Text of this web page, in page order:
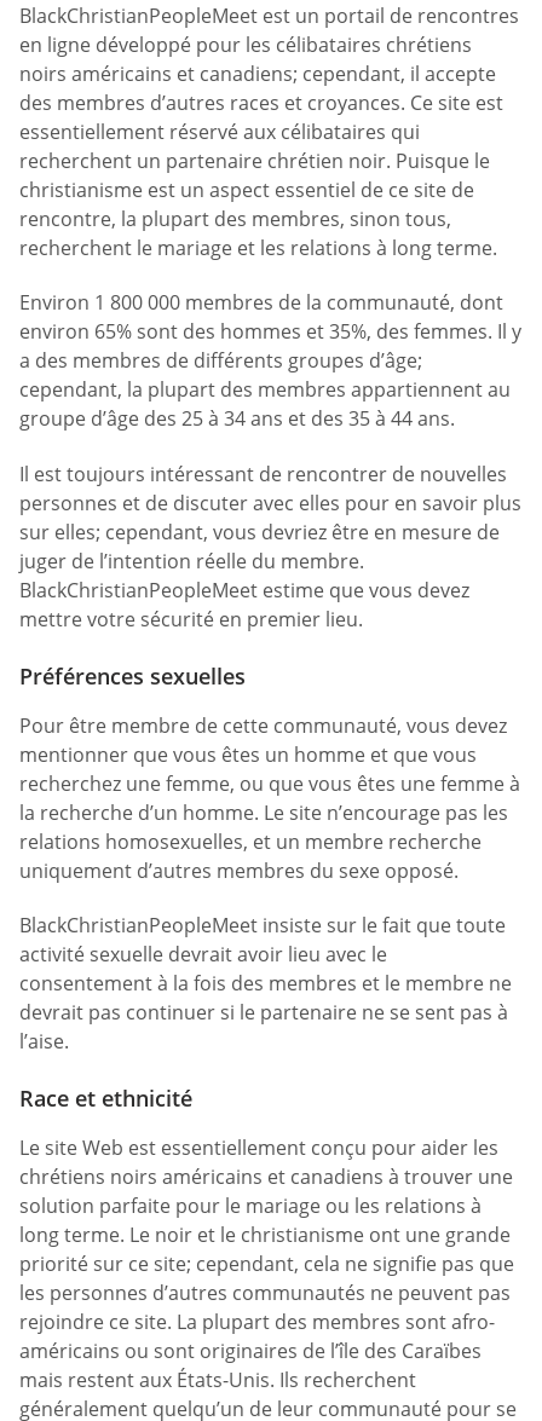
BlackChristianPeopleMeet est un portail de rencontres
en ligne développé pour les célibataires chrétiens
noirs américains et canadiens; cependant, il accepte
des membres d’autres races et croyances. Ce site est
essentiellement réservé aux célibataires qui
recherchent un partenaire chrétien noir. Puisque le
christianisme est un aspect essentiel de ce site de
rencontre, la plupart des membres, sinon tous,
recherchent le mariage et les relations à long terme.
Environ 1 800 000 membres de la communauté, dont
environ 65% sont des hommes et 35%, des femmes. Il y
a des membres de différents groupes d’âge;
cependant, la plupart des membres appartiennent au
groupe d’âge des 25 à 34 ans et des 35 à 44 ans.
Il est toujours intéressant de rencontrer de nouvelles
personnes et de discuter avec elles pour en savoir plus
sur elles; cependant, vous devriez être en mesure de
juger de l’intention réelle du membre.
BlackChristianPeopleMeet estime que vous devez
mettre votre sécurité en premier lieu.
Préférences sexuelles
Pour être membre de cette communauté, vous devez
mentionner que vous êtes un homme et que vous
recherchez une femme, ou que vous êtes une femme à
la recherche d’un homme. Le site n’encourage pas les
relations homosexuelles, et un membre recherche
uniquement d’autres membres du sexe opposé.
BlackChristianPeopleMeet insiste sur le fait que toute
activité sexuelle devrait avoir lieu avec le
consentement à la fois des membres et le membre ne
devrait pas continuer si le partenaire ne se sent pas à
l’aise.
Race et ethnicité
Le site Web est essentiellement conçu pour aider les
chrétiens noirs américains et canadiens à trouver une
solution parfaite pour le mariage ou les relations à
long terme. Le noir et le christianisme ont une grande
priorité sur ce site; cependant, cela ne signifie pas que
les personnes d’autres communautés ne peuvent pas
rejoindre ce site. La plupart des membres sont afro-
américains ou sont originaires de l’île des Caraïbes
mais restent aux États-Unis. Ils recherchent
généralement quelqu’un de leur communauté pour se